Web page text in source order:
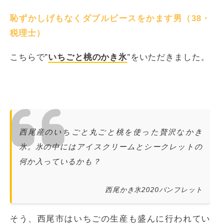
恥ずかしげもなくダブルピースをかます男（38・
税理士）
こちらで”いちごと桃のかき氷”をいただきました。
西尾産のいちごと丸ごと桃を使った贅沢なかき
氷。氷の中にはアイスクリームとシークレットの
何か入っているかも？
西尾かき氷2020パンフレット
そう、西尾市はいちごの生産も盛んに行われてい